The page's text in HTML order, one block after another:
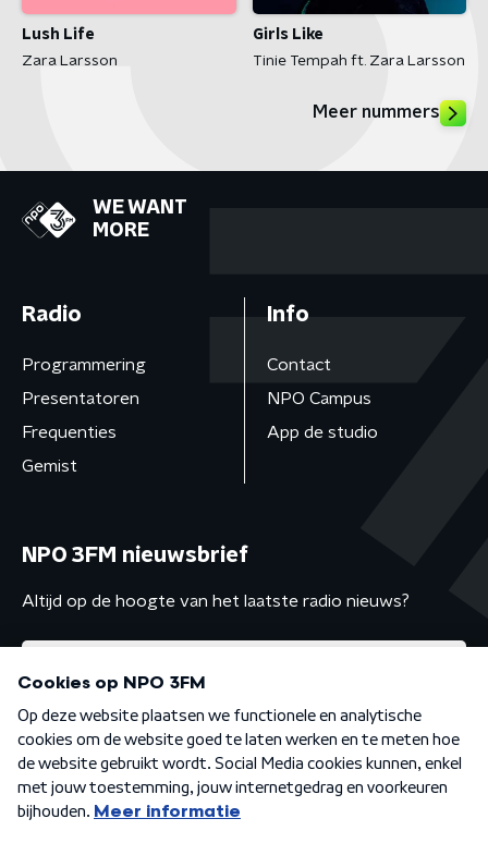
Lush Life
Zara Larsson
Girls Like
Tinie Tempah ft. Zara Larsson
Meer nummers
WE WANT
MORE
Radio
Programmering
Presentatoren
Frequenties
Gemist
Info
Contact
NPO Campus
App de studio
NPO 3FM nieuwsbrief
Altijd op de hoogte van het laatste radio nieuws?
Algemene voorwaarden Privacybeleid